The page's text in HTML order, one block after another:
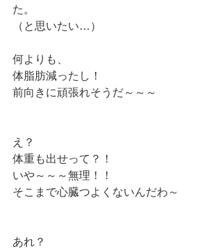
た。
（と思いたい…）
何よりも、
体脂肪減ったし！
前向きに頑張れそうだ～～～
え？
体重も出せって？！
いや～～～無理！！
そこまで心臓つよくないんだわ～
あれ？